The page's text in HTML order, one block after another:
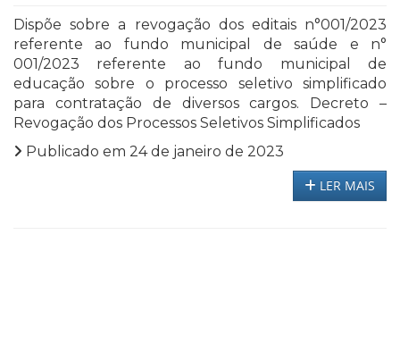
Dispõe sobre a revogação dos editais n°001/2023
referente ao fundo municipal de saúde e n°
001/2023 referente ao fundo municipal de
educação sobre o processo seletivo simplificado
para contratação de diversos cargos. Decreto –
Revogação dos Processos Seletivos Simplificados
Publicado em 24 de janeiro de 2023
LER MAIS